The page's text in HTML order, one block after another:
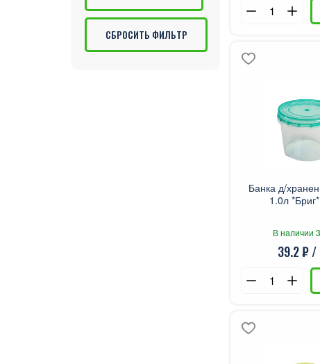
СБРОСИТЬ ФИЛЬТР
Банка д/
1.0л
В наличии
39.2 ₽